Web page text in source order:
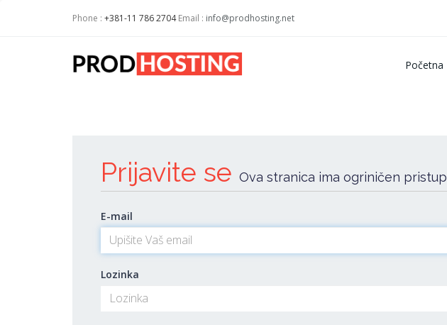
Phone : +381-11 786 2704Email : info@prodhosting.net
Početna
Prijavite se Ova stranica ima ogriničen pristup
E-mail
Lozinka